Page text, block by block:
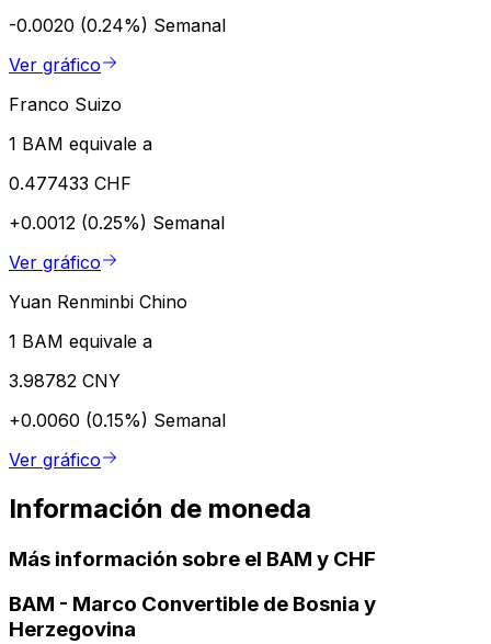
-0.0020 (0.24%) Semanal
Ver gráfico
Franco Suizo
1 BAM equivale a
0.477433 CHF
+0.0012 (0.25%) Semanal
Ver gráfico
Yuan Renminbi Chino
1 BAM equivale a
3.98782 CNY
+0.0060 (0.15%) Semanal
Ver gráfico
Información de moneda
Más información sobre el BAM y CHF
BAM - Marco Convertible de Bosnia y
Herzegovina